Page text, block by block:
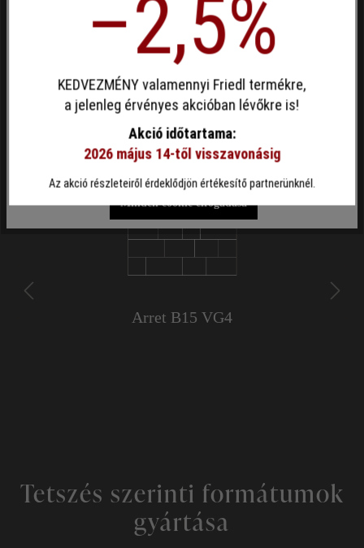
Triad VG4
Tetszés szerinti formátumok
gyártása
Egyéni cookie elfogadása
Ez a webhely cookie-kat használ, hogy a lehető legjobb
funkcionalitást kínálja Önnek...További információ
Csak funkcionális cookie elfogadása
Minden cookie elfogadása
–2,5%
KEDVEZMÉNY valamennyi Friedl termékre,
a jelenleg érvényes akcióban lévőkre is!
Akció időtartama:
2026 május 14-től visszavonásig
Az akció részleteiről érdeklődjön értékesítő partnerünknél.